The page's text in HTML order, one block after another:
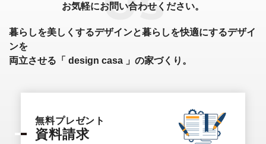
お気軽にお問い合わせください。
暮らしを美しくするデザインと暮らしを快適にするデザイ
ンを
両立させる「 design casa 」の家づくり。
無料プレゼント
資料請求